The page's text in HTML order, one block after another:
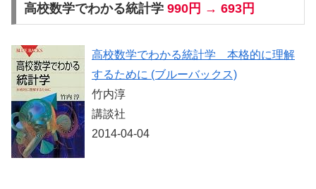
高校数学でわかる統計学 990円 → 693円
高校数学でわかる統計学 本格的に理解
するために (ブルーバックス)
竹内淳
講談社
2014-04-04